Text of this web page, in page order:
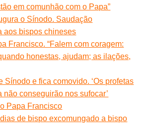
em comunhão com o Papa”
o Sínodo. Saudação
aos bispos chineses
Francisco. “Falem com coragem:
honestas, ajudam; as ilações,
Sínodo e fica comovido. ‘Os profetas
não conseguirão nos sufocar’
Papa Francisco
de bispo excomungado a bispo